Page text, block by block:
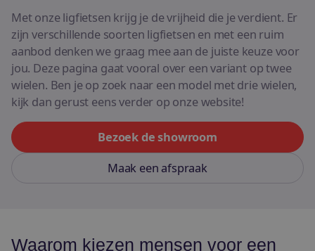
Bekijk alle fietsen
Met onze ligfietsen krijg je de vrijheid die je verdient. Er
zijn verschillende soorten ligfietsen en met een ruim
aanbod denken we graag mee aan de juiste keuze voor
jou. Deze pagina gaat vooral over een variant op twee
wielen. Ben je op zoek naar een model met drie wielen,
kijk dan gerust eens verder op onze website!
Bezoek de showroom
Maak een afspraak
Waarom kiezen mensen voor een